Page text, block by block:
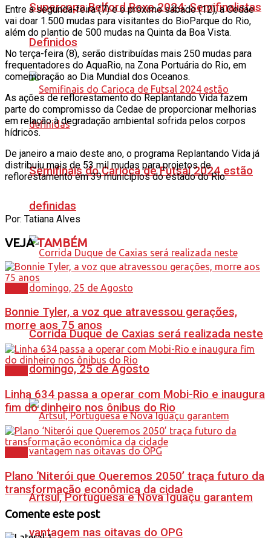
Supercopa Belford Roxo 2024: Semifinalistas
Definidos
Semifinais do Carioca de Futsal 2024 estão
definidas
Corrida Duque de Caxias será realizada neste
domingo, 25 de Agosto
Artsul, Portuguesa e Nova Iguaçu garantem
vantagem nas oitavas do OPG
Entre a segunda-feira (7) e o próximo sábado (12), a Cedae
vai doar 1.500 mudas para visitantes do BioParque do Rio,
além do plantio de 500 mudas na Quinta da Boa Vista.
No terça-feira (8), serão distribuídas mais 250 mudas para
frequentadores do AquaRio, na Zona Portuária do Rio, em
comemoração ao Dia Mundial dos Oceanos.
As ações de reflorestamento do Replantando Vida fazem
parte do compromisso da Cedae de proporcionar melhorias
em relação à degradação ambiental sofrida pelos corpos
hídricos.
De janeiro a maio deste ano, o programa Replantando Vida já
distribuiu mais de 53 mil mudas para projetos de
reflorestamento em 39 municípios do estado do Rio.
Por: Tatiana Alves
VEJATAMBÉM
Bonnie Tyler, a voz que atravessou gerações,
morre aos 75 anos
Linha 634 passa a operar com Mobi-Rio e inaugura
fim do dinheiro nos ônibus do Rio
Plano ‘Niterói que Queremos 2050’ traça futuro da
transformação econômica da cidade
Comente este post